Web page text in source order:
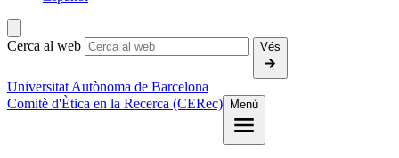
Cerca al web Vés
Universitat Autònoma de Barcelona
Comitè d'Ètica en la Recerca (CERec)
Menú